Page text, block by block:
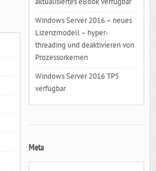
aktualisiertes eBook verfügbar
Windows Server 2016 – neues
Lizenzmodell – hyper-
threading und deaktivieren von
Prozessorkernen
Windows Server 2016 TP5
verfügbar
Meta